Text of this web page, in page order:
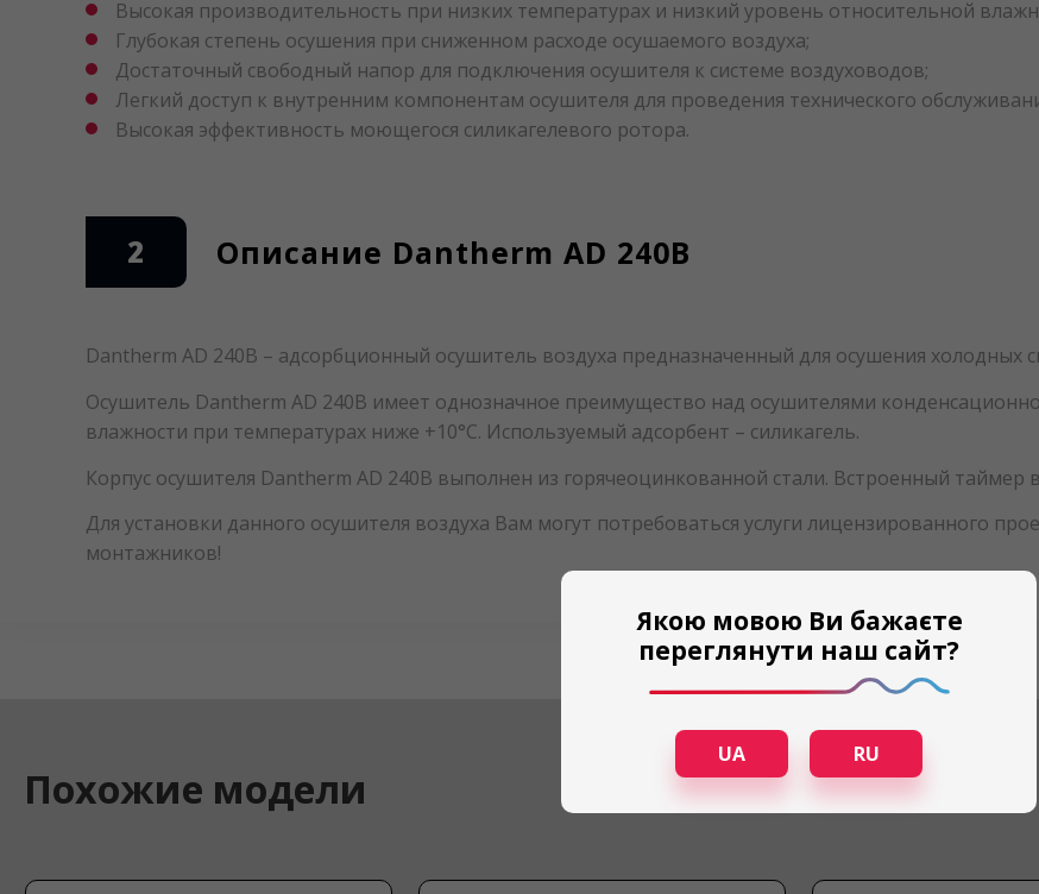
Высокая производительность при низких температурах и низкий уровень относительной
Глубокая степень осушения при сниженном расходе осушаемого воздуха;
Достаточный свободный напор для подключения осушителя к системе воздуховодов;
Легкий доступ к внутренним компонентам осушителя для проведения технического
Высокая эффективность моющегося силикагелевого ротора.
2 Описание Dantherm AD 240B
Dantherm AD 240B – адсорбционный осушитель воздуха предназначенный для осушения холодных
Осушитель Dantherm AD 240B имеет однозначное преимущество над осушителями
влажности при температурах ниже +10°C. Используемый адсорбент – силикагель.
Корпус осушителя Dantherm AD 240B выполнен из горячеоцинкованной стали. Встроенный таймер
Для установки данного осушителя воздуха Вам могут потребоваться услуги лицензированного
монтажников!
Похожие модели
Якою мовою Ви бажаєте
переглянути наш сайт?
UA RU